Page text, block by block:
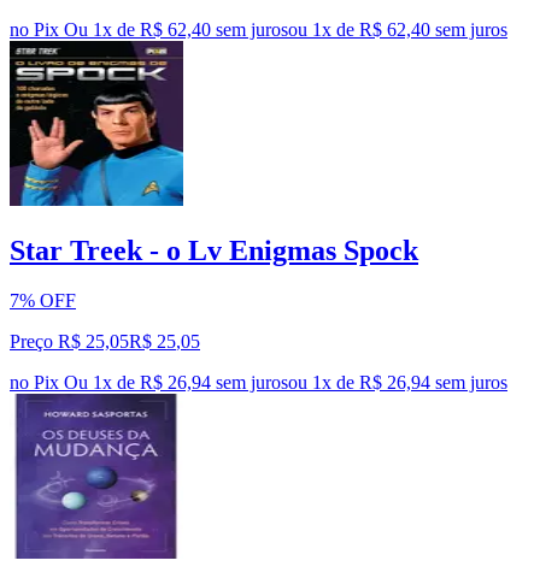
no Pix Ou 1x de R$ 62,40 sem jurosou 1x de R$ 62,40 sem juros
Star Treek - o Lv Enigmas Spock
7% OFF
Preço R$ 25,05R$ 25,05
no Pix Ou 1x de R$ 26,94 sem jurosou 1x de R$ 26,94 sem juros